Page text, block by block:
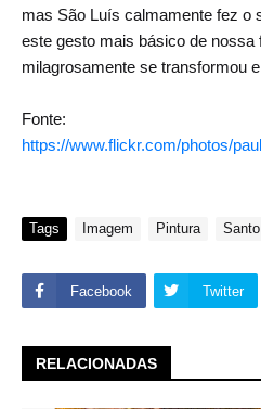
mas São Luís calmamente fez o
este gesto mais básico de nossa
milagrosamente se transformou
Fonte:
https://www.flickr.com/photos/
Tags Imagem Pintura Santo
Facebook Twitter
RELACIONADAS